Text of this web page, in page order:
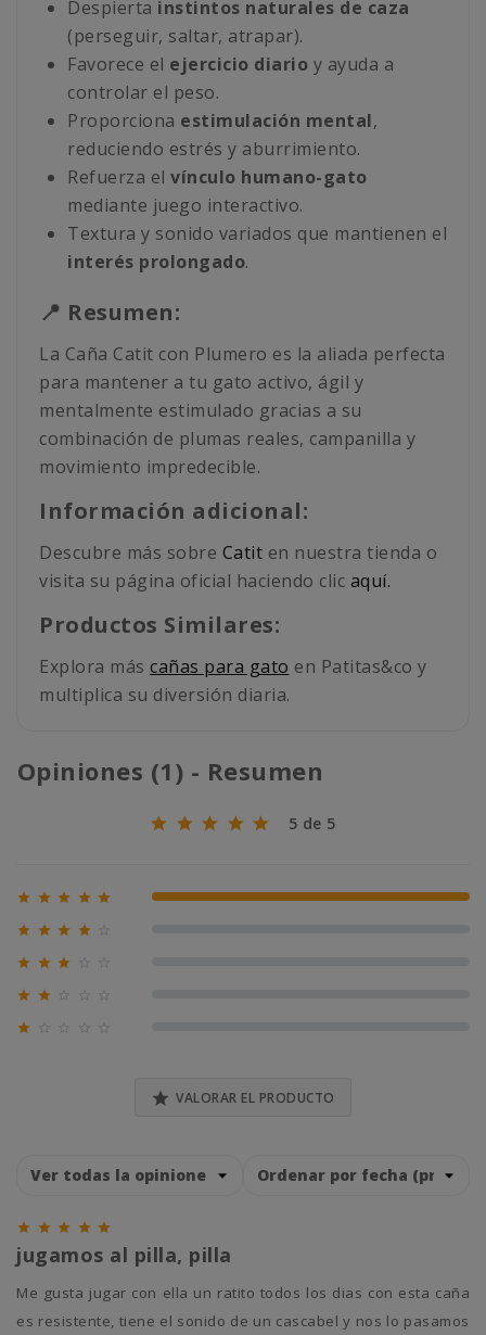
Despierta instintos naturales de caza
(perseguir, saltar, atrapar).
Favorece el ejercicio diario y ayuda a
controlar el peso.
Proporciona estimulación mental,
reduciendo estrés y aburrimiento.
Refuerza el vínculo humano-gato
mediante juego interactivo.
Textura y sonido variados que mantienen el
interés prolongado.
📍 Resumen:
La Caña Catit con Plumero es la aliada perfecta
para mantener a tu gato activo, ágil y
mentalmente estimulado gracias a su
combinación de plumas reales, campanilla y
movimiento impredecible.
Información adicional:
Descubre más sobre Catit en nuestra tienda o
visita su página oficial haciendo clic aquí.
Productos Similares:
Explora más cañas para gato en Patitas&co y
multiplica su diversión diaria.
Opiniones (1) - Resumen
5 de 5
     100% (1)
   
  
 

 VALORAR EL PRODUCTO
    
jugamos al pilla, pilla
me gusta jugar con ella un ratito todos los dias con esta caña
es resistente, tiene el sonido de un cascabel y nos lo pasamos